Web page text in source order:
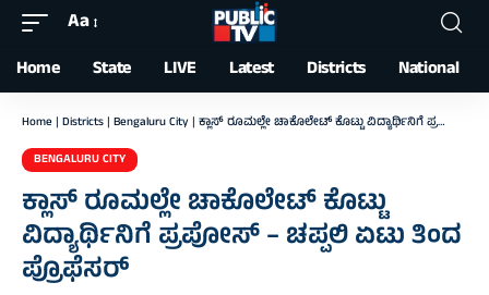
Font
Resizer
Aa
Home State LIVE Latest Districts National
Home | Districts | Bengaluru City | ಕ್ಲಾಸ್‌ ರೂಮಲ್ಲೇ ಚಾಕೊಲೇಟ್ ಕೊಟ್ಟು ವಿದ್ಯಾರ್ಥಿನಿಗೆ ಪ್ರಪೋಸ್‌ – ಚಪ್ಪಲಿ ಏಟು ತಿಂದ ಪ್ರೊಫೆಸರ್‌
BENGALURU CITY
ಕ್ಲಾಸ್‌ ರೂಮಲ್ಲೇ ಚಾಕೊಲೇಟ್ ಕೊಟ್ಟು
ವಿದ್ಯಾರ್ಥಿನಿಗೆ ಪ್ರಪೋಸ್‌ – ಚಪ್ಪಲಿ ಏಟು ತಿಂದ
ಪ್ರೊಫೆಸರ್‌